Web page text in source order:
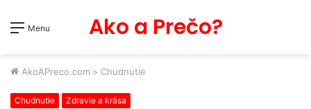
Menu Ako a Prečo?
AkoAPreco.com > Chudnutie
Chudnutie Zdravie a krása